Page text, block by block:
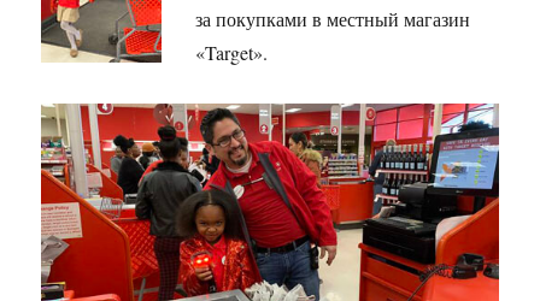
за покупками в местный магазин
«Target».